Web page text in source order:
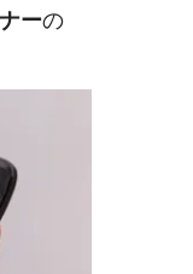
ーの